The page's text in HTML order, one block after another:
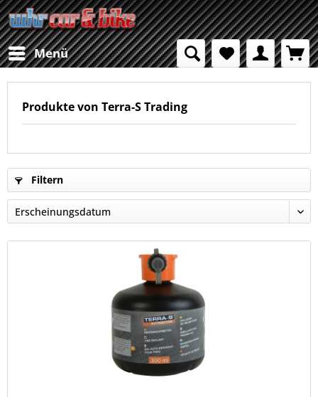
Menü
Produkte von Terra-S Trading
Filtern